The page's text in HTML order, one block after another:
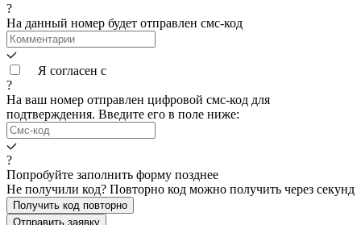
?
На данный номер будет отправлен смс‑код
Я согласен с
?
На ваш номер отправлен цифровой смс-код для
подтверждения. Введите его в поле ниже:
?
Попробуйте заполнить форму позднее
Не получили код? Повторно код можно получить через секунд
Получить код повторно
Отправить заявку